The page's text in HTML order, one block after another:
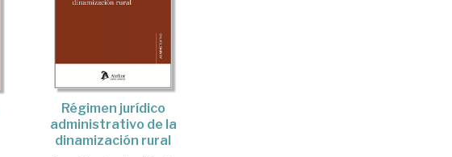
Régimen jurídico
administrativo de la
dinamización rural